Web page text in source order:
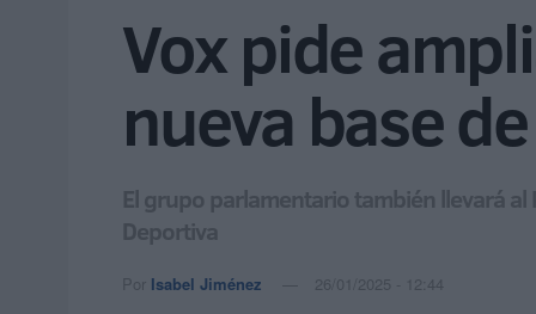
Vox pide
nueva base
El grupo parlamentario también llevará
Deportiva
Por Isabel Jiménez 26/01/2025 - 12:44